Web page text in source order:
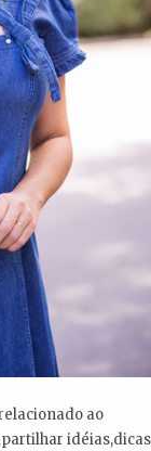
ao
idéias,dicas